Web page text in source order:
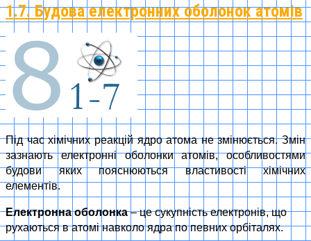
1.7. Будова електронних оболонок атомів
Під час хімічних реакцій ядро атома не змінюється. Змін
зазнають електронні оболонки атомів, особливостями
будови яких пояснюються властивості хімічних
елементів.
Електронна оболонка– це сукупність електронів, що
рухаються в атомі навколо ядра по певних орбіталях.